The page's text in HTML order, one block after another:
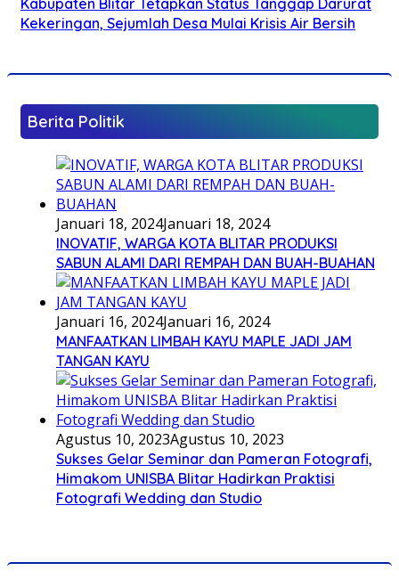
Kekeringan, Sejumlah Desa Mulai Krisis Air Bersih
Berita Politik
Januari 18, 2024Januari 18, 2024
INOVATIF, WARGA KOTA BLITAR PRODUKSI
SABUN ALAMI DARI REMPAH DAN BUAH-BUAHAN
Januari 16, 2024Januari 16, 2024
MANFAATKAN LIMBAH KAYU MAPLE JADI JAM
TANGAN KAYU
Agustus 10, 2023Agustus 10, 2023
Sukses Gelar Seminar dan Pameran Fotografi,
Himakom UNISBA Blitar Hadirkan Praktisi
Fotografi Wedding dan Studio